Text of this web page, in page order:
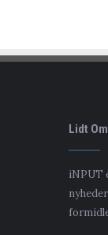
Lidt
iNPUT